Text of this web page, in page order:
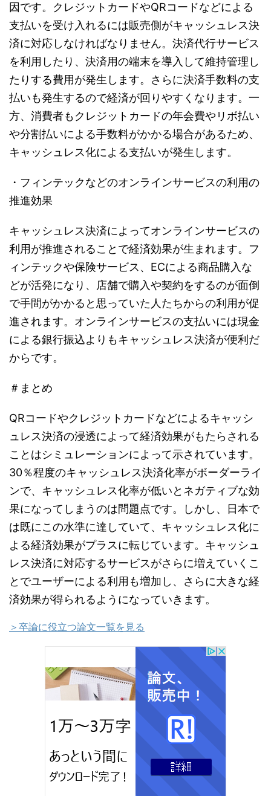
因です。クレジットカードやQRコードなどによる
支払いを受け入れるには販売側がキャッシュレス決
済に対応しなければなりません。決済代行サービス
を利用したり、決済用の端末を導入して維持管理し
たりする費用が発生します。さらに決済手数料の支
払いも発生するので経済が回りやすくなります。一
方、消費者もクレジットカードの年会費やリボ払い
や分割払いによる手数料がかかる場合があるため、
キャッシュレス化による支払いが発生します。
・フィンテックなどのオンラインサービスの利用の
推進効果
キャッシュレス決済によってオンラインサービスの
利用が推進されることで経済効果が生まれます。フ
ィンテックや保険サービス、ECによる商品購入な
どが活発になり、店舗で購入や契約をするのが面倒
で手間がかかると思っていた人たちからの利用が促
進されます。オンラインサービスの支払いには現金
による銀行振込よりもキャッシュレス決済が便利だ
からです。
＃まとめ
QRコードやクレジットカードなどによるキャッシ
ュレス決済の浸透によって経済効果がもたらされる
ことはシミュレーションによって示されています。
30％程度のキャッシュレス決済化率がボーダーライ
ンで、キャッシュレス化率が低いとネガティブな効
果になってしまうのは問題点です。しかし、日本で
は既にこの水準に達していて、キャッシュレス化に
よる経済効果がプラスに転じています。キャッシュ
レス決済に対応するサービスがさらに増えていくこ
とでユーザーによる利用も増加し、さらに大きな経
済効果が得られるようになっていきます。
＞卒論に役立つ論文一覧を見る